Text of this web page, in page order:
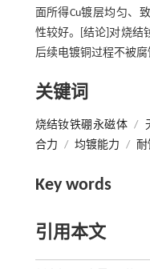
面所得Cu镀层均匀、
性较好。[结论]对烧结
后续电镀铜过程不被腐
关键词
烧结钕铁硼永磁体 /
合力 / 均镀能力 / 耐
Key words
引用本文